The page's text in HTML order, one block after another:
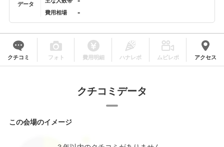
データ
費用相場 -
クチコミ フォト 費用明細 ハナレポ ムビレポ アクセス
クチコミデータ
この会場のイメージ